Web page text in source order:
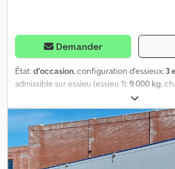
Demander
État:d'occasion, configuration d'essieux: 3
admissible sur essieu (essieu 1):9 000 kg,
9 000 kg
autorisée (essieu 3):9 000 kg, première
suspension:air, dimension des pneus:385/
9 060 mm, Année de construction:2015,
Options et accessoires supplémentaires =
électronique (EBS) - Portes arrière -